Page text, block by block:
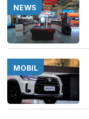
NEWS
MOBIL